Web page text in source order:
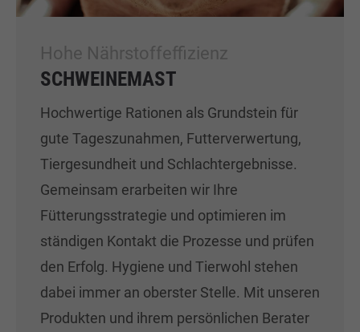
Hohe Nährstoffeffizienz
SCHWEINEMAST
Hochwertige Rationen als Grundstein für
gute Tageszunahmen, Futterverwertung,
Tiergesundheit und Schlachtergebnisse.
Gemeinsam erarbeiten wir Ihre
Fütterungsstrategie und optimieren im
ständigen Kontakt die Prozesse und prüfen
den Erfolg. Hygiene und Tierwohl stehen
dabei immer an oberster Stelle. Mit unseren
Produkten und ihrem persönlichen Berater